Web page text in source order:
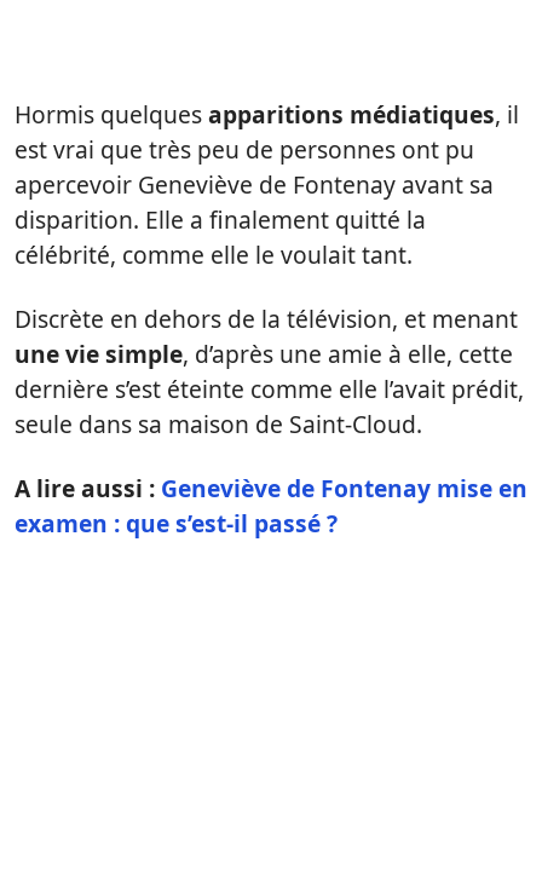
Hormis quelquesapparitions médiatiques, il
est vrai que très peu de personnes ont pu
apercevoir Geneviève de Fontenay avant sa
disparition. Elle a finalement quitté la
célébrité, comme elle le voulait tant.
Discrète en dehors de la télévision, et menant
une vie simple, d’après une amie à elle, cette
dernière s’est éteinte comme elle l’avait prédit,
seule dans sa maison de Saint-Cloud.
A lire aussi : Geneviève de Fontenay mise en
examen : que s’est-il passé ?